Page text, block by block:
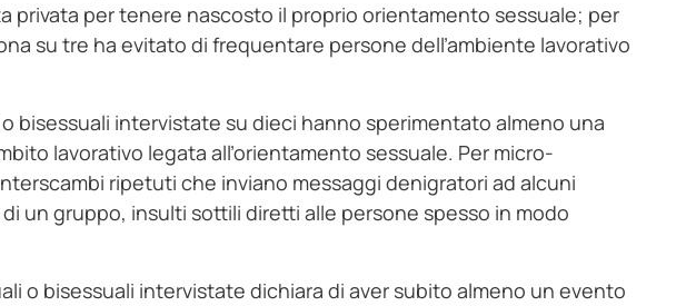
privata per tenere nascosto il proprio orientamento sessuale; per
su tre ha evitato di frequentare persone dell’ambiente lavorativo
bisessuali intervistate su dieci hanno sperimentato almeno una
lavorativo legata all’orientamento sessuale. Per micro-
ripetuti che inviano messaggi denigratori ad alcuni
un gruppo, insulti sottili diretti alle persone spesso in modo
o bisessuali intervistate dichiara di aver subito almeno un evento